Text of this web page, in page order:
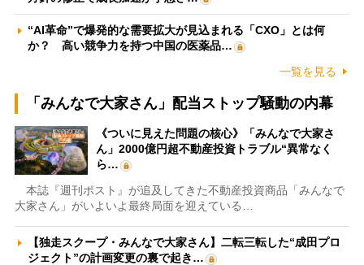
“AI革命”で爆発的な需要拡大が見込まれる「CXO」とは何
か？ 高い競争力を持つ中国の医薬品…
一覧を見る
「みんなで大家さん」配当ストップ騒動の内幕
《ついに見えた問題の核心》「みんなで大家さ
ん」2000億円超不動産投資トラブル“異常なく
ら…
本誌『週刊ポスト』が追及してきた不動産投資商品「みんなで
大家さん」がいよいよ最終局面を迎えている…
【独走スクープ・みんなで大家さん】二転三転した“成田プロ
ジェクト”の計画変更の裏で起き…